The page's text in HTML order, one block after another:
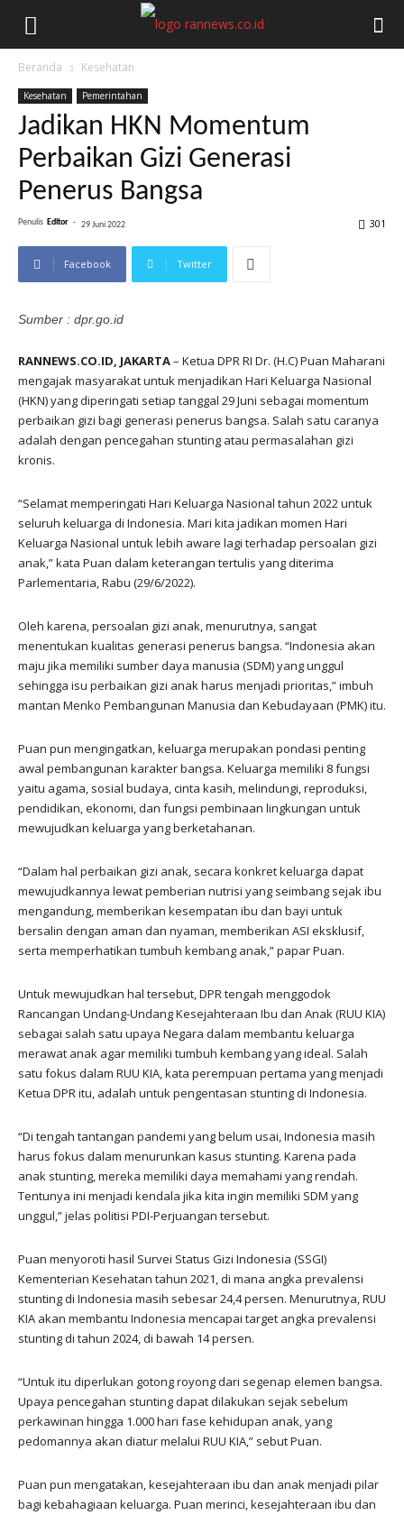
Beranda Kesehatan
Kesehatan Pemerintahan
Jadikan HKN Momentum
Perbaikan Gizi Generasi
Penerus Bangsa
Penulis Editor - 29 Juni 2022 301
Facebook Twitter
Sumber : dpr.go.id
RANNEWS.CO.ID, JAKARTA– Ketua DPR RI Dr. (H.C) Puan Maharani
mengajak masyarakat untuk menjadikan Hari Keluarga Nasional
(HKN) yang diperingati setiap tanggal 29 Juni sebagai momentum
perbaikan gizi bagi generasi penerus bangsa. Salah satu caranya
adalah dengan pencegahan stunting atau permasalahan gizi
kronis.
“Selamat memperingati Hari Keluarga Nasional tahun 2022 untuk
seluruh keluarga di Indonesia. Mari kita jadikan momen Hari
Keluarga Nasional untuk lebih aware lagi terhadap persoalan gizi
anak,” kata Puan dalam keterangan tertulis yang diterima
Parlementaria, Rabu (29/6/2022).
Oleh karena, persoalan gizi anak, menurutnya, sangat
menentukan kualitas generasi penerus bangsa. “Indonesia akan
maju jika memiliki sumber daya manusia (SDM) yang unggul
sehingga isu perbaikan gizi anak harus menjadi prioritas,” imbuh
mantan Menko Pembangunan Manusia dan Kebudayaan (PMK) itu.
Puan pun mengingatkan, keluarga merupakan pondasi penting
awal pembangunan karakter bangsa. Keluarga memiliki 8 fungsi
yaitu agama, sosial budaya, cinta kasih, melindungi, reproduksi,
pendidikan, ekonomi, dan fungsi pembinaan lingkungan untuk
mewujudkan keluarga yang berketahanan.
“Dalam hal perbaikan gizi anak, secara konkret keluarga dapat
mewujudkannya lewat pemberian nutrisi yang seimbang sejak ibu
mengandung, memberikan kesempatan ibu dan bayi untuk
bersalin dengan aman dan nyaman, memberikan ASI eksklusif,
serta memperhatikan tumbuh kembang anak,” papar Puan.
Untuk mewujudkan hal tersebut, DPR tengah menggodok
Rancangan Undang-Undang Kesejahteraan Ibu dan Anak (RUU KIA)
sebagai salah satu upaya Negara dalam membantu keluarga
merawat anak agar memiliki tumbuh kembang yang ideal. Salah
satu fokus dalam RUU KIA, kata perempuan pertama yang menjadi
Ketua DPR itu, adalah untuk pengentasan stunting di Indonesia.
“Di tengah tantangan pandemi yang belum usai, Indonesia masih
harus fokus dalam menurunkan kasus stunting. Karena pada
anak stunting, mereka memiliki daya memahami yang rendah.
Tentunya ini menjadi kendala jika kita ingin memiliki SDM yang
unggul,” jelas politisi PDI-Perjuangan tersebut.
Puan menyoroti hasil Survei Status Gizi Indonesia (SSGI)
Kementerian Kesehatan tahun 2021, di mana angka prevalensi
stunting di Indonesia masih sebesar 24,4 persen. Menurutnya, RUU
KIA akan membantu Indonesia mencapai target angka prevalensi
stunting di tahun 2024, di bawah 14 persen.
“Untuk itu diperlukan gotong royong dari segenap elemen bangsa.
Upaya pencegahan stunting dapat dilakukan sejak sebelum
perkawinan hingga 1.000 hari fase kehidupan anak, yang
pedomannya akan diatur melalui RUU KIA,” sebut Puan.
Puan pun mengatakan, kesejahteraan ibu dan anak menjadi pilar
bagi kebahagiaan keluarga. Puan merinci, kesejahteraan ibu dan